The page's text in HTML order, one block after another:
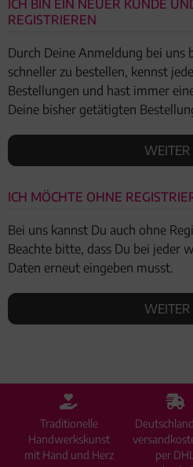
ICH BIN EIN NEUER KUNDE
REGISTRIEREN
Durch Deine Anmeldung bei uns
schneller zu bestellen, kennst
Bestellungen und hast immer
Deine bisher getätigten
WEITER
ICH MÖCHTE OHNE
Bei uns kannst Du auch ohne
Beachte bitte, dass Du bei jeder
Daten erneut eingeben musst.
WEITER
Traditionelle
Handwerkskunst
mit Hand und Herz
per DHL